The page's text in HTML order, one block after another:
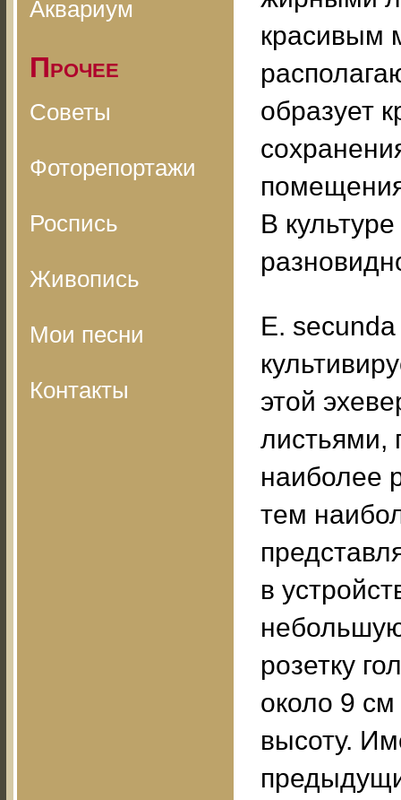
Аквариум
Прочее
Советы
Фоторепортажи
Роспись
Живопись
Мои песни
Контакты
красивым
образует
В
Е.
этой
листьями,
наиболее
тем
в
розетку
около 9
высоту.